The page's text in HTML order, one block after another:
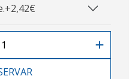
+2,42€